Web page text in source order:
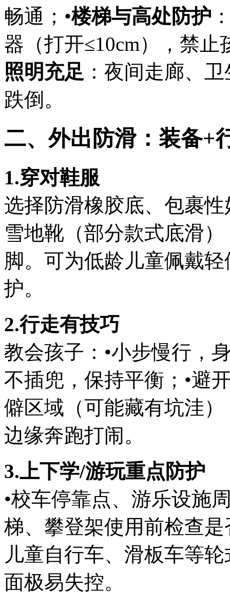
畅通；•楼梯与高处防护
器（打开≤10cm），禁
照明充足 ：夜间走廊、
跌倒。
二、外出防滑：装备+
1.穿对鞋服
选择防滑橡胶底、包裹
雪地靴（部分款式底滑
脚。可为低龄儿童佩戴
护。
2.行走有技巧
教会孩子：•小步慢行，
不插兜，保持平衡；•避
僻区域（可能藏有坑洼
边缘奔跑打闹。
3.上下学/游玩重点防护
•校车停靠点、游乐设施
梯、攀登架使用前检查
儿童自行车、滑板车等
面极易失控。